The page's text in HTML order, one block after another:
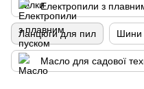
Електропили з
Ланцюги для пил Шини
Масло для садової